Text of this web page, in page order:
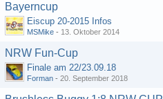
Bayerncup
Eiscup 20-2015 Infos
MSMike - 13. Oktober 2014
NRW Fun-Cup
Finale am 22/23.09.18
Forman - 20. September 2018